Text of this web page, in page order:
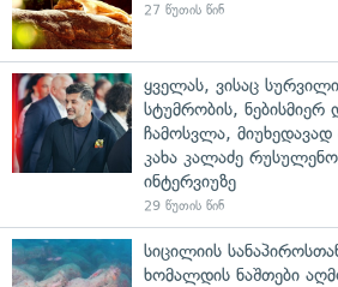
27 წუთის წინ
ყველას, ვისაც სურვილი
სტუმრობის,
ჩამოსვლა,
კახა კალაძე
ინტერვიუზე
29 წუთის წინ
სიცილიის
ხომალდის ნაშთები